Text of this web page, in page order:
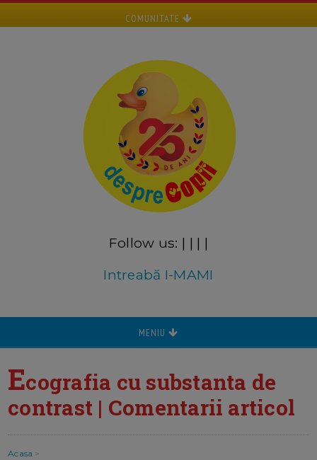
COMUNITATE
Follow us: | | | |
Intreabă I-MAMI
MENIU
Ecografia cu substanta de
contrast | Comentarii articol
Acasa >